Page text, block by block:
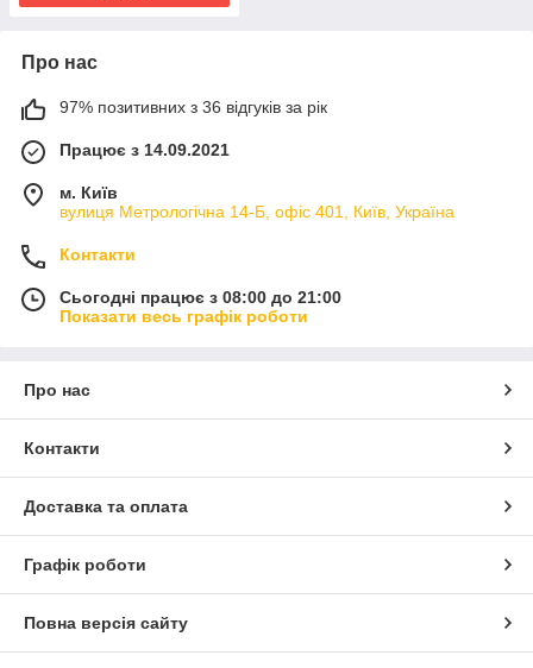
Про нас
97% позитивних з 36 відгуків за рік
Працює з 14.09.2021
м. Київ
вулиця Метрологічна 14-Б, офіс 401, Київ, Україна
Контакти
Сьогодні працює з 08:00 до 21:00
Показати весь графік роботи
Про нас
Контакти
Доставка та оплата
Графік роботи
Повна версія сайту